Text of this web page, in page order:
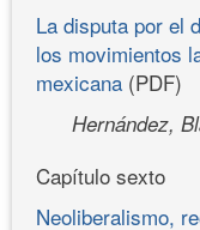
La disputa por el
los movimientos
mexicana (PDF)
Hernández,
Capítulo sexto
Neoliberalismo,